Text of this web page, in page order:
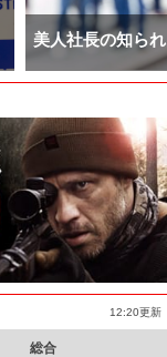
美人社長の知ら
12:20更新
総合